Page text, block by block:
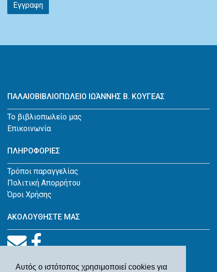
Αυτός ο ιστότοπος χρησιμοποιεί cookies για
Εγγραφη
ΠΑΛΑΙΟΒΙΒΛΙΟΠΩΛΕΙΟ ΙΩΆΝΝΗΣ Β. ΚΟΥΓΕΑΣ
Το βιβλιοπωλείο μας
Επικοινωνία
ΠΛΗΡΟΦΟΡΙΕΣ
Τρόποι παραγγελίας
Πολιτική Απορρήτου
Όροι Χρήσης
ΑΚΟΛΟΥΘΗΣΤΕ ΜΑΣ